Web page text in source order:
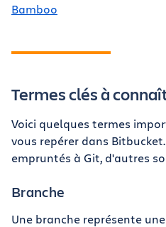
Bamboo
Termes clés à
Voici quelques termes
vous repérer dans
empruntés à Git, d'autres
Branche
Une branche représente